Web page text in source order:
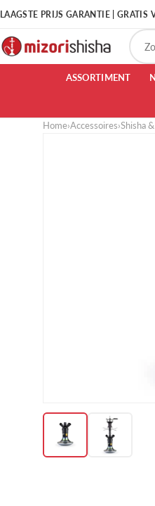
LAAGSTE PRIJS GARANTIE |
ASSORTIMENT
Home›Accessoires›Shisha